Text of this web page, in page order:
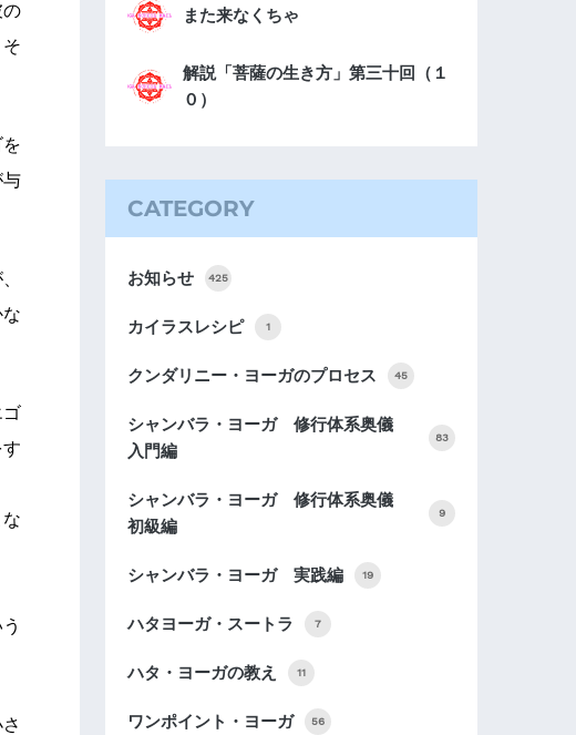
の
与
ゴ
また来なくちゃ
解説「菩薩の生き方」第三十回（１
０）
CATEGORY
お知らせ 425
カイラスレシピ 1
クンダリニー・ヨーガのプロセス 45
シャンバラ・ヨーガ 修行体系奥儀
入門編
83
シャンバラ・ヨーガ 修行体系奥儀
初級編
9
シャンバラ・ヨーガ 実践編 19
ハタヨーガ・スートラ 7
ハタ・ヨーガの教え 11
ワンポイント・ヨーガ 56